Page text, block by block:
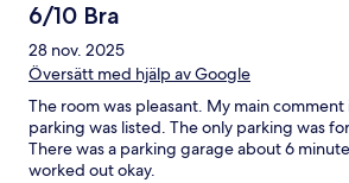
6/10 Bra
28 nov. 2025
Översätt med hjälp av Google
The room was pleasant. My main
parking was listed. The only parking was
There was a parking garage about 6
worked out okay.